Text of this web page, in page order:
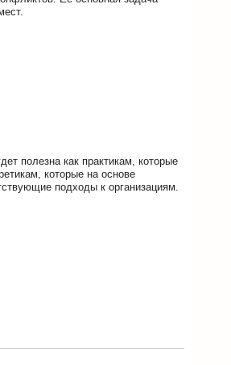
полезна как практикам, которые
которые на основе
подходы к организациям.